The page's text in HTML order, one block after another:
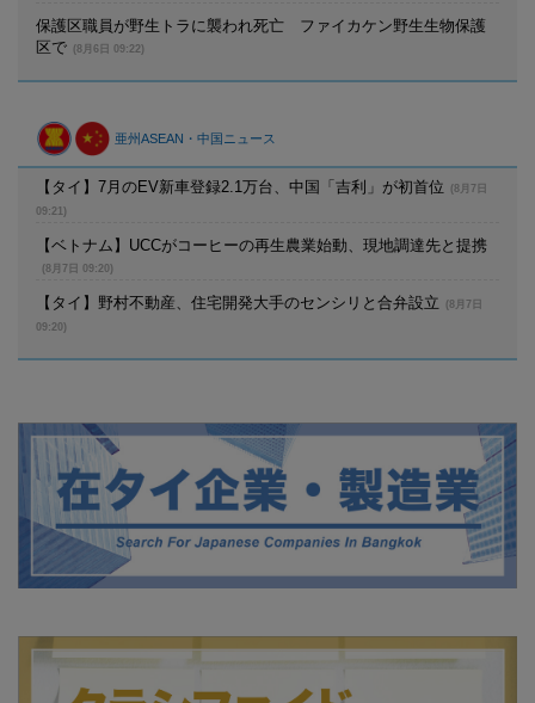
保護区職員が野生トラに襲われ死亡 ファイカケン野生生物保護
区で
(8月6日 09:22)
亜州ASEAN・中国ニュース
【タイ】7月のEV新車登録2.1万台、中国「吉利」が初首位
(8月7日
09:21)
【ベトナム】UCCがコーヒーの再生農業始動、現地調達先と提携
(8月7日 09:20)
【タイ】野村不動産、住宅開発大手のセンシリと合弁設立
(8月7日
09:20)